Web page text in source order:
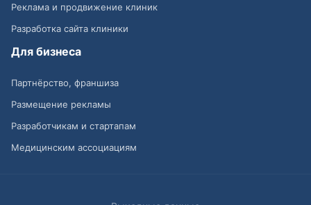
Реклама и продвижение клиник
Разработка сайта клиники
Для бизнеса
Партнёрство, франшиза
Размещение рекламы
Разработчикам и стартапам
Медицинским ассоциациям